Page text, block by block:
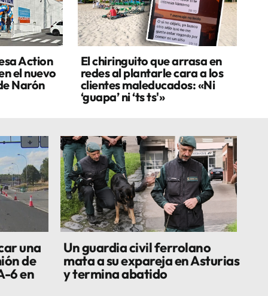
Action
el nuevo
Narón
El chiringuito que arrasa en
redes al plantarle cara a los
clientes maleducados: «Ni
‘guapa’ ni ‘ts ts'»
una
de
6 en
Un guardia civil ferrolano
mata a su expareja en Asturias
y termina abatido